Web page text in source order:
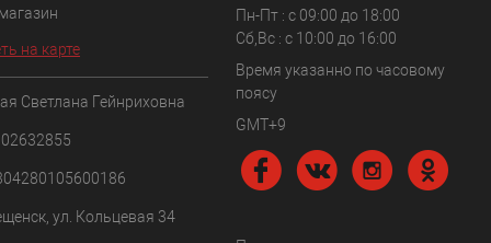
на карте
Светлана Гейнриховна
ул. Кольцевая 34
Пн-Пт : с 09:00 до 18:00
Сб,Вс : c 10:00 до 16:00
Время указанно по часовому
поясу
GMT+9